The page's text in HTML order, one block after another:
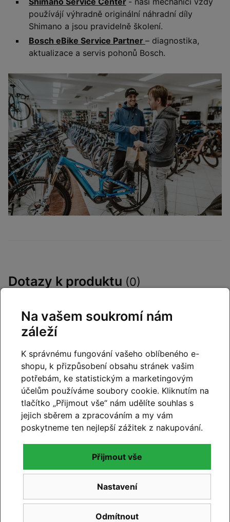
používájí výhradně originální náhradní díly
Shimano a jsou pravidelně školení.
Bosch eBike Service Partner – diagnostika,
aktualizace a servis pohonů Bosch.
Dotazy k produktu (0)
Máte otázky k produktu:Celoodpružené kolo
ORBEA RALLON M-TEAM
JadeGreenCarbonView-StoneSilver2023
Zeptejte se.
Napište dotaz
Hodnocení produktu
Přidejte vlastní hodnocení produktu a pomožte
tak dalším nakupujícím.
Přidat vlastní hodnocení
Na vašem soukromí nám
záleží
K správnému fungování vašeho oblíbeného e-
shopu, k přizpůsobení obsahu stránek vašim
potřebám, ke statistickým a marketingovým
účelům používáme soubory cookie. Kliknutím na
tlačítko „Přijmout vše“ nám udělíte souhlas s
jejich sběrem a zpracováním a my vám
poskytneme ten nejlepší zážitek z nakupování.
Odmítnout
Nastavení
Přijmout vše